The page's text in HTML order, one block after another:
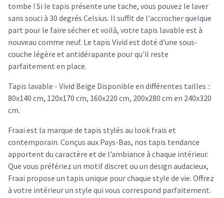
tombe ! Si le tapis présente une tache, vous pouvez le laver
sans souci à 30 degrés Celsius. Il suffit de l'accrocher quelque
part pour le faire sécher et voilà, votre tapis lavable est à
nouveau comme neuf. Le tapis Vivid est doté d'une sous-
couche légère et antidérapante pour qu'il reste
parfaitement en place.
Tapis lavable - Vivid Beige Disponible en différentes tailles ::
80x140 cm, 120x170 cm, 160x220 cm, 200x280 cm en 240x320
cm.
Fraai est la marque de tapis stylés au look frais et
contemporain. Conçus aux Pays-Bas, nos tapis tendance
apportent du caractère et de l’ambiance à chaque intérieur.
Que vous préfériez un motif discret ou un design audacieux,
Fraai propose un tapis unique pour chaque style de vie. Offrez
à votre intérieur un style qui vous correspond parfaitement.